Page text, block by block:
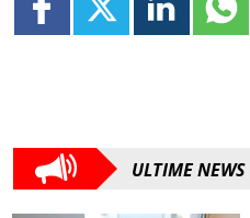
ULTIME NEWS